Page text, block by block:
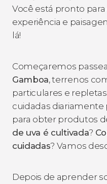
Você está pronto
experiência e
lá!
Começaremos
Gamboa, terrenos
particulares e
cuidadas
para obter produtos
de uva é cultivada?
cuidadas? Vamos
Depois de aprender